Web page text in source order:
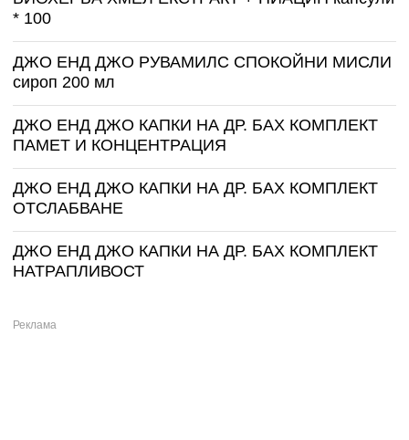
* 100
ДЖО ЕНД ДЖО РУВАМИЛС СПОКОЙНИ МИСЛИ
сироп 200 мл
ДЖО ЕНД ДЖО КАПКИ НА ДР. БАХ КОМПЛЕКТ
ПАМЕТ И КОНЦЕНТРАЦИЯ
ДЖО ЕНД ДЖО КАПКИ НА ДР. БАХ КОМПЛЕКТ
ОТСЛАБВАНЕ
ДЖО ЕНД ДЖО КАПКИ НА ДР. БАХ КОМПЛЕКТ
НАТРАПЛИВОСТ